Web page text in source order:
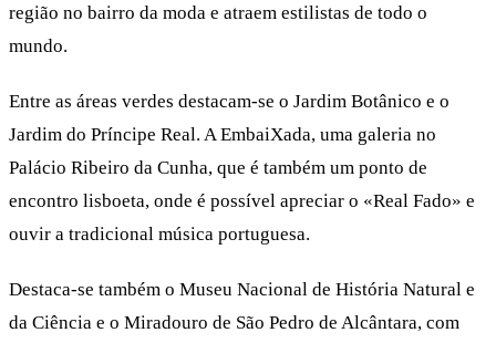
região no bairro da moda e atraem estilistas de todo o
mundo.
Entre as áreas verdes destacam-se o Jardim Botânico e o
Jardim do Príncipe Real. A EmbaiXada, uma galeria no
Palácio Ribeiro da Cunha, que é também um ponto de
encontro lisboeta, onde é possível apreciar o «Real Fado» e
ouvir a tradicional música portuguesa.
Destaca-se também o Museu Nacional de História Natural e
da Ciência e o Miradouro de São Pedro de Alcântara, com